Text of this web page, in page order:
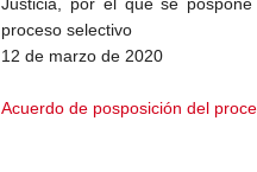
Justicia, por el que se
proceso selectivo
12 de marzo de 2020
Acuerdo de posposición del